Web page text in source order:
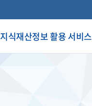
지식재산정보 활용 서비스